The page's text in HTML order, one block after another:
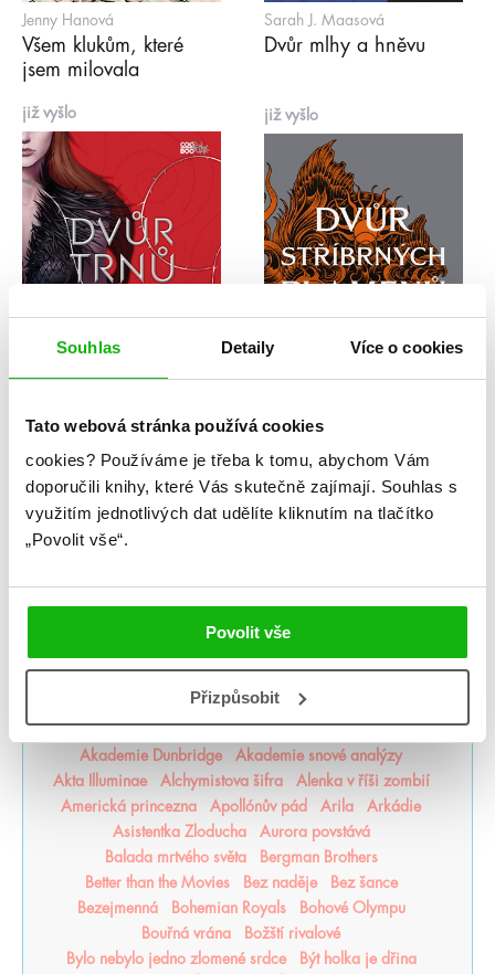
Souhlas Detaily Více o cookies
Tato webová stránka používá cookies
cookies? Používáme je třeba k tomu, abychom Vám
doporučili knihy, které Vás skutečně zajímají. Souhlas s
využitím jednotlivých dat udělíte kliknutím na tlačítko
„Povolit vše“.
Povolit vše
Přizpůsobit
Jenny Hanová
Všem klukům, které
jsem milovala
Sarah J. Maasová
Dvůr mlhy a hněvu
již vyšlo
Sarah J. Maasová
Dvůr trnů a růží
již vyšlo
Sarah J. Maasová
Dvůr stříbrných
plamenů
« 1 2 3 4 5 ... 99 »
Série
#humbookpodcast After
Akademie Arcana
Akademie Dunbridge
Akademie snové analýzy
Akta Illuminae
Alchymistova šifra
Alenka v říši zombií
Americká princezna
Apollónův pád Arila
Arkádie
Asistentka Zloducha
Aurora povstává
Balada mrtvého světa
Bergman Brothers
Better than the Movies
Bez naděje
Bez šance
Bezejmenná
Bohemian Royals
Bohové Olympu
Bouřná vrána
Božští rivalové
Bylo nebylo jedno zlomené srdce
Být holka je dřina